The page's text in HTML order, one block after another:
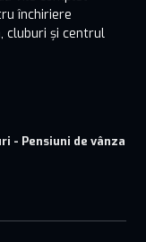
- Pensiuni de vânzare
închiriere
cluburi și centrul
spațiu verde și